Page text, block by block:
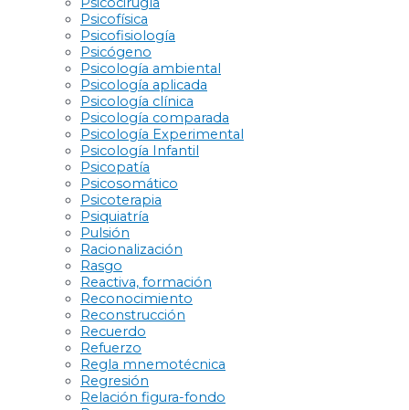
Psicofísica
Psicofisiología
Psicógeno
Psicología ambiental
Psicología aplicada
Psicología clínica
Psicología comparada
Psicología Experimental
Psicología Infantil
Psicopatía
Psicosomático
Psicoterapia
Psiquiatría
Pulsión
Racionalización
Rasgo
Reactiva, formación
Reconocimiento
Reconstrucción
Recuerdo
Refuerzo
Regla mnemotécnica
Regresión
Relación figura-fondo